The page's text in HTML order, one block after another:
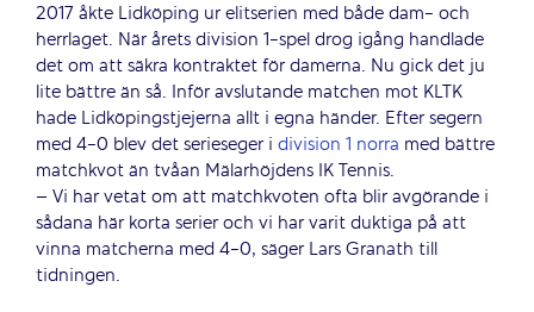
2017 åkte Lidköping ur elitserien med både dam- och
herrlaget. När årets division 1-spel drog igång handlade
det om att säkra kontraktet för damerna. Nu gick det ju
lite bättre än så. Inför avslutande matchen mot KLTK
hade Lidköpingstjejerna allt i egna händer. Efter segern
med 4-0 blev det serieseger i division 1 norra med bättre
matchkvot än tvåan Mälarhöjdens IK Tennis.
– Vi har vetat om att matchkvoten ofta blir avgörande i
sådana här korta serier och vi har varit duktiga på att
vinna matcherna med 4-0, säger Lars Granath till
tidningen.